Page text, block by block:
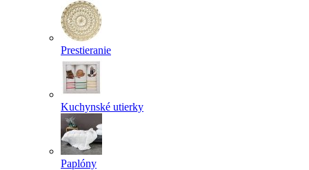
Prestieranie
Kuchynské utierky
Paplóny